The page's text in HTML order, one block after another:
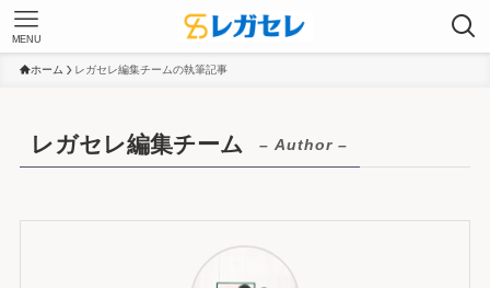
MENU
ホーム レガセレ編集チームの執筆記事
レガセレ編集チーム – Author –